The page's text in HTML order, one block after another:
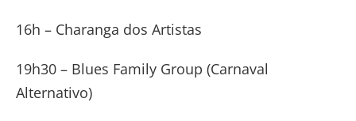
16h – Charanga dos Artistas
19h30 – Blues Family Group (Carnaval
Alternativo)